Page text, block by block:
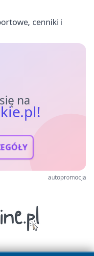
cenniki i
na
autopromocja